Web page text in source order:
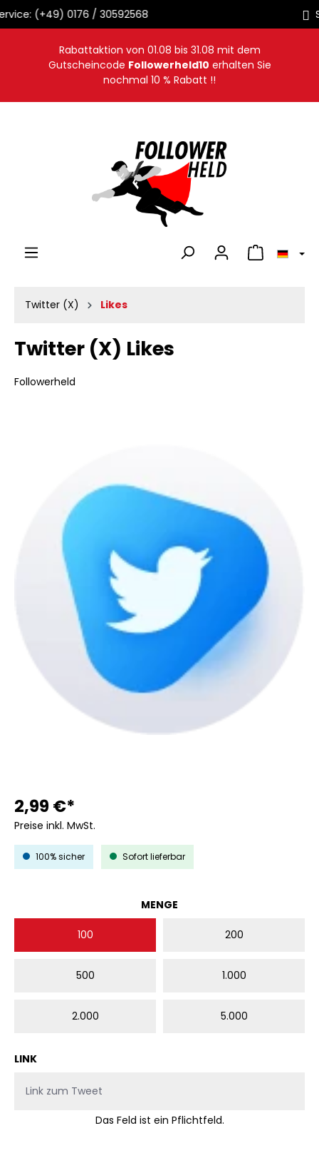
springen Sofortige Auslieferung
Rabattaktion von 01.08 bis 31.08 mit dem
Gutscheincode Followerheld10 erhalten Sie
nochmal 10 % Rabatt !!
Warenkorb
Twitter (X) Likes
Twitter (X) Likes
Followerheld
2,99 €*
Preise inkl. MwSt.
100% sicher Sofort lieferbar
MENGE
100 200
500 1.000
2.000 5.000
LINK
Das Feld ist ein Pflichtfeld.